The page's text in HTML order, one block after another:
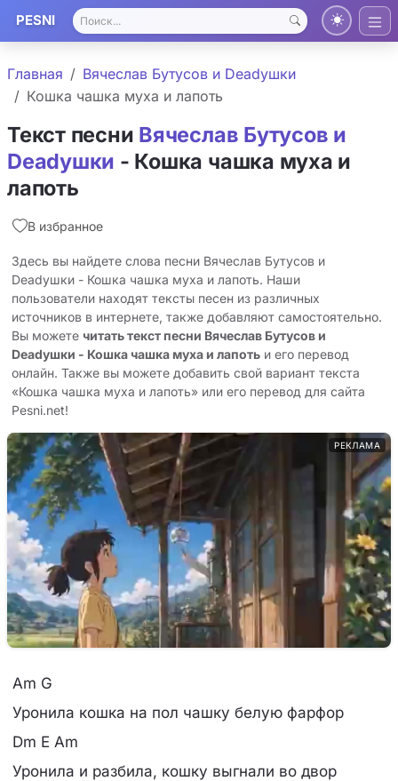
PESNI
Главная
Вячеслав Бутусов и Deadушки
Кошка чашка муха и лапоть
Текст песни Вячеслав Бутусов и
Deadушки - Кошка чашка муха и
лапоть
В избранное
Здесь вы найдете слова песни Вячеслав Бутусов и
Deadушки - Кошка чашка муха и лапоть. Наши
пользователи находят тексты песен из различных
источников в интернете, также добавляют самостоятельно.
Вы можете читать текст песни Вячеслав Бутусов и
Deadушки - Кошка чашка муха и лапоть и его перевод
онлайн. Также вы можете добавить свой вариант текста
«Кошка чашка муха и лапоть» или его перевод для сайта
Pesni.net!
РЕКЛАМА
Am G
Уронила кошка на пол чашку белую фарфор
Dm E Am
Уронила и разбила, кошку выгнали во двор